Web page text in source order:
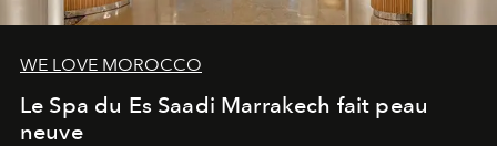
WE LOVE MOROCCO
Le Spa du Es Saadi Marrakech fait peau
neuve